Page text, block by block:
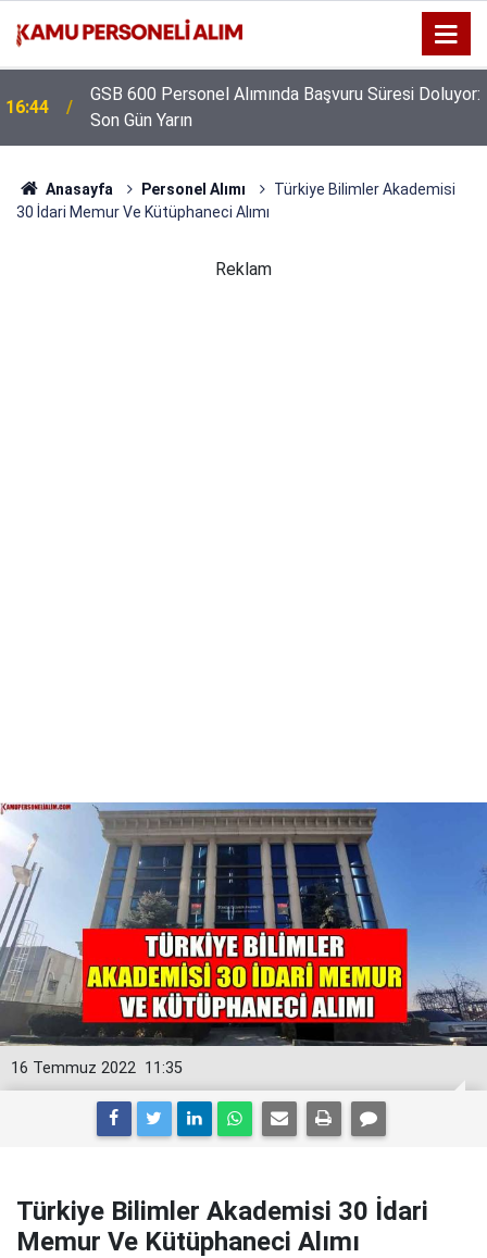
16:44
GSB 600 Personel Alımında Başvuru Süresi Doluyor:
Son Gün Yarın
Anasayfa Personel Alımı
Türkiye Bilimler Akademisi
30 İdari Memur Ve Kütüphaneci Alımı
Reklam
11:35
16 Temmuz 2022
Türkiye Bilimler Akademisi 30 İdari
Memur Ve Kütüphaneci Alımı